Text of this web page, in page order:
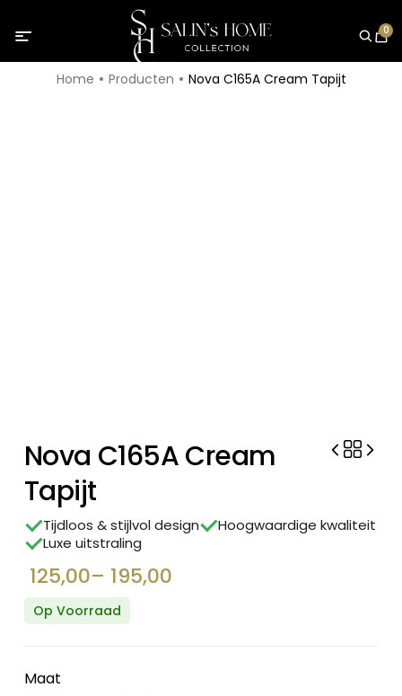
0
Home Producten Nova C165A Cream Tapijt
Nova C165A Cream
Tapijt
Tijdloos & stijlvol design
Hoogwaardige kwaliteit
Luxe uitstraling
125,00– 195,00
Prijsklasse:
€ 125,00
€ 195,00
Op Voorraad
Maat